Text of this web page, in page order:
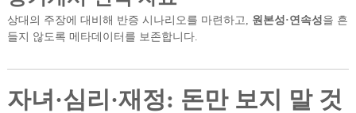
상대의 주장에 대비해 반증 시나리오를 마련하고, 원본성·연속성을 흔
들지 않도록 메타데이터를 보존합니다.
자녀·심리·재정: 돈만 보지 말 것